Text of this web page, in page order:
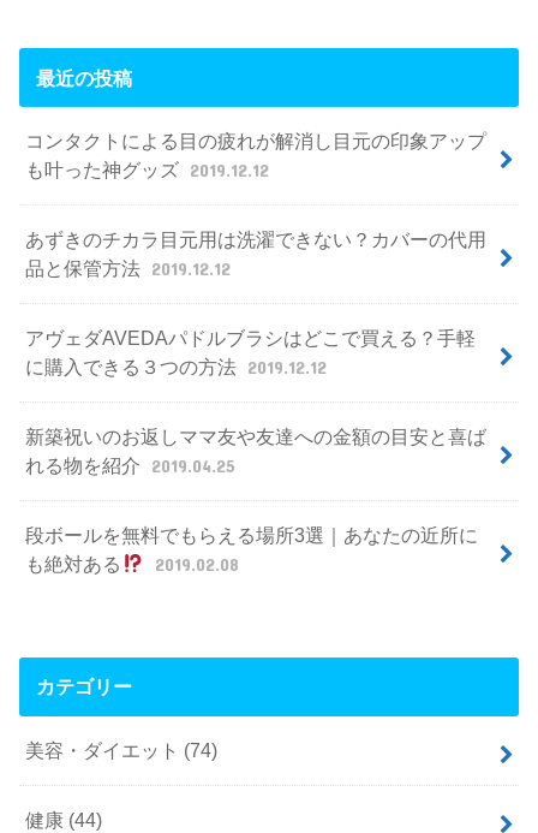
最近の投稿
コンタクトによる目の疲れが解消し目元の印象アップ
も叶った神グッズ 2019.12.12
あずきのチカラ目元用は洗濯できない？カバーの代用
品と保管方法 2019.12.12
アヴェダAVEDAパドルブラシはどこで買える？手軽
に購入できる３つの方法 2019.12.12
新築祝いのお返しママ友や友達への金額の目安と喜ば
れる物を紹介
2019.04.25
段ボールを無料でもらえる場所3選｜あなたの近所に
も絶対ある
2019.02.08
カテゴリー
美容・ダイエット (74)
健康 (44)